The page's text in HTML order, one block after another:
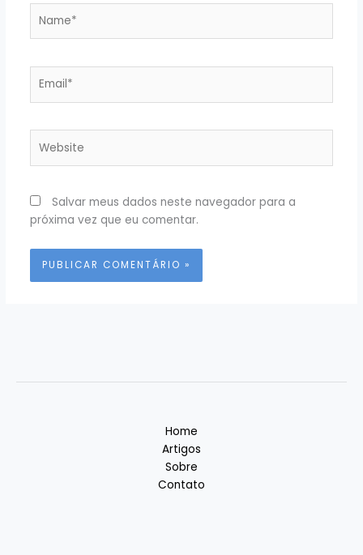
Salvar meus dados neste navegador para a
próxima vez que eu comentar.
Home
Artigos
Sobre
Contato